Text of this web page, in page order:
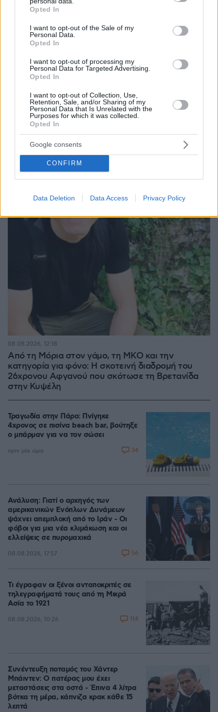
grant or deny consent to Google and its third-party tags to
use your data for below specified purposes in below Google
consent section.
Opted In
I want to opt-out of the Sale of my
Personal Data.
Opted In
I want to opt-out of processing my
Personal Data for Targeted Advertising.
Opted In
I want to opt-out of Collection, Use,
Retention, Sale, and/or Sharing of my
Personal Data that Is Unrelated with the
Purposes for which it was collected.
Opted In
Google consents
CONFIRM
Data Deletion Data Access Privacy Policy
Εγκαταλείπει το κόμμα Καρυστιανού και ο
κλειστή κάστα, «λένε προδότες και πληρωμένους
όσους αποχωρούν»
08.08.2026, 18:48
Από τη Μόρια στον γάμο, τη ΜΚΟ και την
κατηγορία για φόνο: Η σκοτεινή διαδρομή του
26χρονου Αφγανού που σκότωσε τη Βρετανίδα
στην Κυψέλη
08.08.2026, 12:18
Τραγωδία στην Πάρο: Πνίγηκε
4χρονος σε πισίνα beach bar, βούτηξε
ο μπάρμαν για να τον σώσει
πριν μία ώρα 34
Ανάλυση: Γιατί ο αρχηγός των
αμερικανικών Ενόπλων Δυνάμεων
ψάχνει απεμπλοκή από το Ιράν - Οι
φόβοι για μια νέα κλιμάκωση και οι
ελλείψεις σε πυρομαχικά
08.08.2026, 17:57 56
Τι έγραφαν οι ξένοι ανταποκριτές σε
τηλεγραφήματά τους από τη Μικρά
Ασία το 1921
08.08.2026, 10:26 114
Συνέντευξη ποταμός του Χάντερ
Μπάιντεν: Ο πατέρας μου έχει
μεταστάσεις στα οστά - Έπινα 4 λίτρα
βότκα τη μέρα, κάπνιζα κρακ κάθε 15
λεπτά